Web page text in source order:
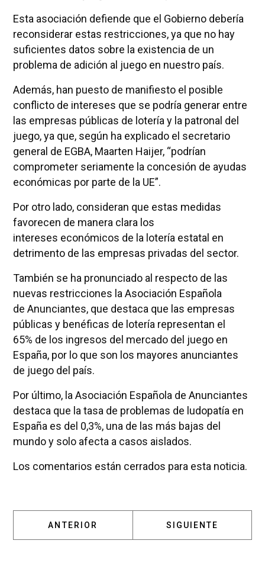
Esta asociación defiende que el Gobierno debería
reconsiderar estas restricciones, ya que no hay
suficientes datos sobre la existencia de un
problema de adición al juego en nuestro país.
Además, han puesto de manifiesto el posible
conflicto de intereses que se podría generar entre
las empresas públicas de lotería y la patronal del
juego, ya que, según ha explicado el secretario
general de EGBA, Maarten Haijer, “podrían
comprometer seriamente la concesión de ayudas
económicas por parte de la UE”.
Por otro lado, consideran que estas medidas
favorecen de manera clara los
intereses económicos de la lotería estatal en
detrimento de las empresas privadas del sector.
También se ha pronunciado al respecto de las
nuevas restricciones la Asociación Española
de Anunciantes, que destaca que las empresas
públicas y benéficas de lotería representan el
65% de los ingresos del mercado del juego en
España, por lo que son los mayores anunciantes
de juego del país.
Por último, la Asociación Española de Anunciantes
destaca que la tasa de problemas de ludopatía en
España es del 0,3%, una de las más bajas del
mundo y solo afecta a casos aislados.
Los comentarios están cerrados para esta noticia.
ARTÍCULO ANTERIOR: AYUSO Y QUISLANT
ANTERIOR ARTÍCULO
SIGUIENTE